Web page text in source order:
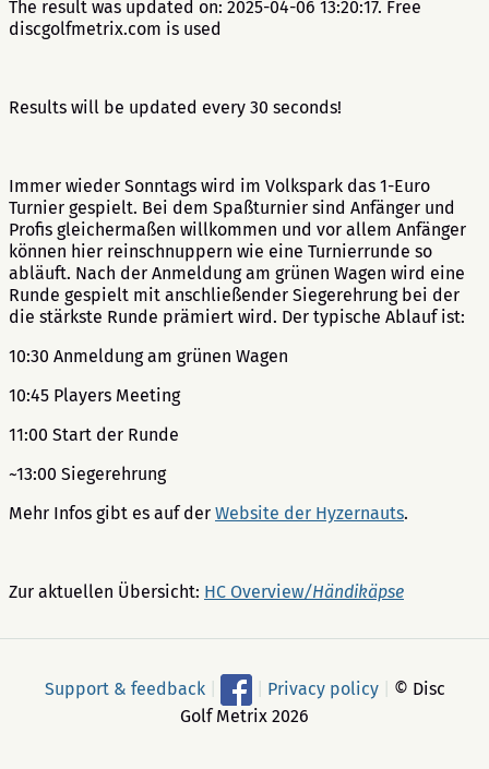
The result was updated on: 2025-04-06 13:20:17. Free
discgolfmetrix.com is used
Results will be updated every 30 seconds!
Immer wieder Sonntags wird im Volkspark das 1-Euro
Turnier gespielt. Bei dem Spaßturnier sind Anfänger und
Profis gleichermaßen willkommen und vor allem Anfänger
können hier reinschnuppern wie eine Turnierrunde so
abläuft. Nach der Anmeldung am grünen Wagen wird eine
Runde gespielt mit anschließender Siegerehrung bei der
die stärkste Runde prämiert wird. Der typische Ablauf ist:
10:30 Anmeldung am grünen Wagen
10:45 Players Meeting
11:00 Start der Runde
~13:00 Siegerehrung
Mehr Infos gibt es auf der Website der Hyzernauts.
Zur aktuellen Übersicht: HC Overview/Händikäpse
Support & feedback Privacy policy
© Disc
Golf Metrix 2026